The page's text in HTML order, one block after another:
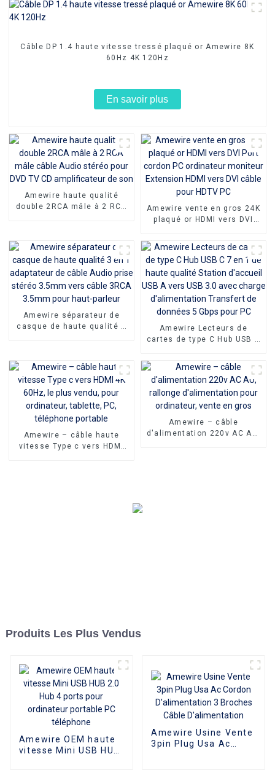
Câble DP 1.4 haute vitesse tressé plaqué or Amewire 8K
60Hz 4K 120Hz
En savoir plus
Amewire haute qualité
double 2RCA mâle à 2 RCA
Amewire vente en gros 24K
plaqué or HDMI vers DVI
moniteur Extension HDMI
vers DVI câble pour HDTV
PC
Amewire séparateur de
casque de haute qualité 3
pour haut-parleur
Amewire Lecteurs de
cartes de type C Hub USB C
Station d'accueil USB A
vers USB 3.0 avec charge
d'alimentation Transfert de
données 5 Gbps pour PC
Amewire – câble haute
vitesse Type c vers HDMI
Amewire – câble
d'alimentation 220v AC AU,
Produits Les Plus Vendus
Amewire OEM haute
vitesse Mini USB HUB
Amewire Usine Vente
3pin Plug Usa Ac